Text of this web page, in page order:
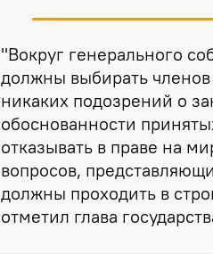
"Вокруг генерального
должны выбирать
никаких подозрений о
обоснованности
отказывать в праве на
вопросов,
должны проходить в
отметил глава